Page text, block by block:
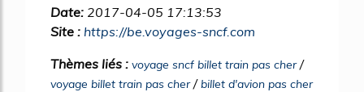
Date: 2017-04-05 17:13:53
Site : https://be.voyages-sncf.com
Thèmes liés : voyage sncf billet train pas cher/
voyage billet train pas cher/billet d'avion pas cher